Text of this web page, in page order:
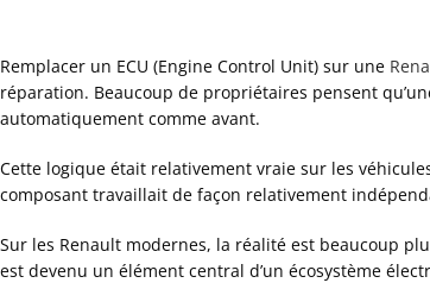
Remplacer un ECU (Engine Control Unit) sur une
réparation. Beaucoup de propriétaires pensent
automatiquement comme avant.
Cette logique était relativement vraie sur les
composant travaillait de façon relativement
Sur les Renault modernes, la réalité est beaucoup
est devenu un élément central d’un écosystème